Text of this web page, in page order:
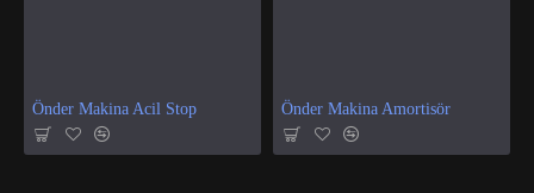
Önder Makina Acil Stop Önder Makina Amortisör